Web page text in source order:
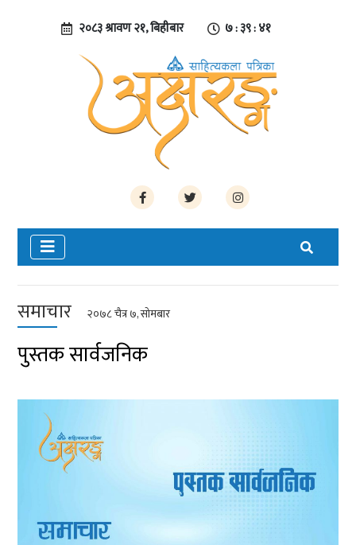
२०८३ श्रावण २१, बिहीबार ७ : ३९ : ४२
समाचार २०७८ चैत्र ७, सोमबार
पुस्तक सार्वजनिक